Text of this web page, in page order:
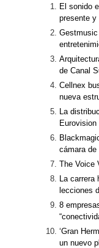
El sonido
presente y
de Canal
Cellnex
nueva
La
Eurovision
cámara
The Voice
La carrera
lecciones
8
‘Gran
un nuevo